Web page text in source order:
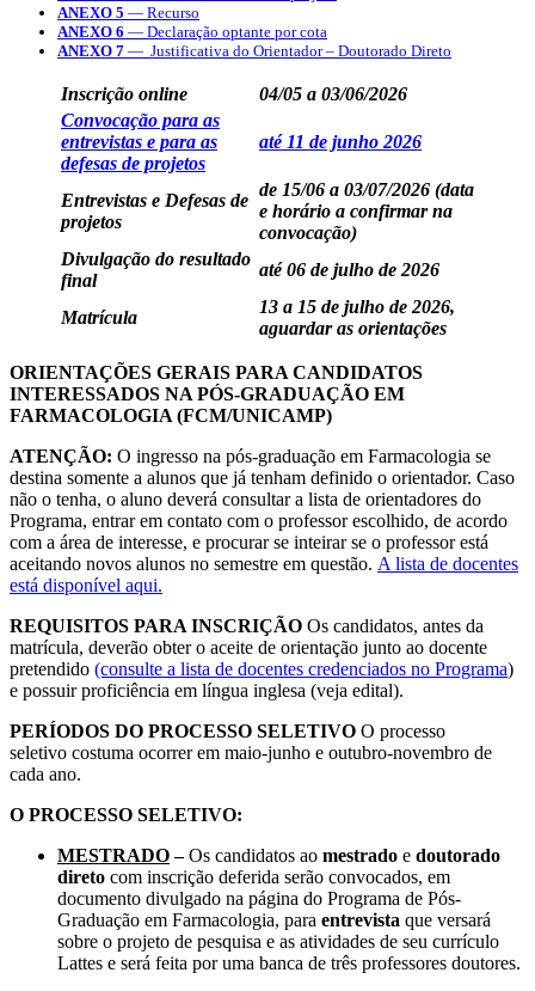
ANEXO 5 — Recurso
ANEXO 6 — Declaração optante por cota
ANEXO 7 — Justificativa do Orientador – Doutorado Direto
Inscrição online
04/05 a 03/06/2026
Convocação para as
entrevistas e para as
defesas de projetos
até 11 de junho 2026
Entrevistas e Defesas de
projetos
de 15/06 a 03/07/2026 (data
e horário a confirmar na
convocação)
Divulgação do resultado
final
até 06 de julho de 2026
Matrícula
13 a 15 de julho de 2026,
aguardar as orientações
ORIENTAÇÕES GERAIS PARA CANDIDATOS
INTERESSADOS NA PÓS-GRADUAÇÃO EM
FARMACOLOGIA (FCM/UNICAMP)
ATENÇÃO: O ingresso na pós-graduação em Farmacologia se
destina somente a alunos que já tenham definido o orientador. Caso
não o tenha, o aluno deverá consultar a lista de orientadores do
Programa, entrar em contato com o professor escolhido, de acordo
com a área de interesse, e procurar se inteirar se o professor está
aceitando novos alunos no semestre em questão. A lista de docentes
está disponível aqui.
REQUISITOS PARA INSCRIÇÃO Os candidatos, antes da
matrícula, deverão obter o aceite de orientação junto ao docente
pretendido (consulte a lista de docentes credenciados no Programa)
e possuir proficiência em língua inglesa (veja edital).
PERÍODOS DO PROCESSO SELETIVO O processo
seletivo costuma ocorrer em maio-junho e outubro-novembro de
cada ano.
O PROCESSO SELETIVO:
MESTRADO–Os candidatos ao mestrado e doutorado
direto com inscrição deferida serão convocados, em
documento divulgado na página do Programa de Pós-
Graduação em Farmacologia, para entrevista que versará
sobre o projeto de pesquisa e as atividades de seu currículo
Lattes e será feita por uma banca de três professores doutores.